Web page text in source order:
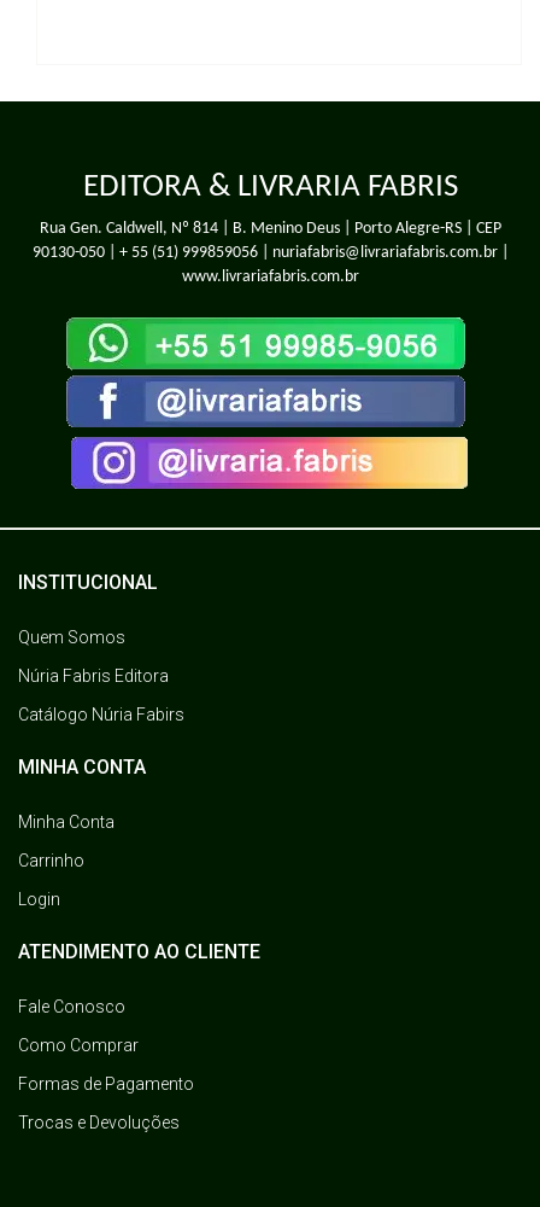
EDITORA & LIVRARIA FABRIS
Rua Gen. Caldwell, Nº 814 | B. Menino Deus | Porto Alegre-RS | CEP
90130-050 | + 55 (51) 999859056| nuriafabris@livrariafabris.com.br |
www.livrariafabris.com.br
INSTITUCIONAL
Quem Somos
Núria Fabris Editora
Catálogo Núria Fabirs
MINHA CONTA
Minha Conta
Carrinho
Login
ATENDIMENTO AO CLIENTE
Fale Conosco
Como Comprar
Formas de Pagamento
Trocas e Devoluções